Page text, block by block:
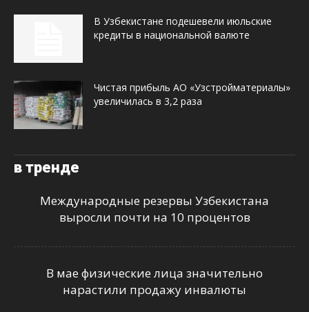
В Узбекистане подешевели июльские
кредиты в национальной валюте
Чистая прибыль АО «Узстройматериалы»
увеличилась в 3,2 раза
в тренде
Международные резервы Узбекистана
выросли почти на 10 процентов
В мае физические лица значительно
нарастили продажу инвалюты